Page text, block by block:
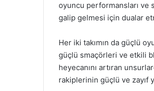
oyuncu performansları ve
galip gelmesi için dualar
Her iki takımın da güçlü
güçlü smaçörleri ve etkili
heyecanını artıran
rakiplerinin güçlü ve zayıf